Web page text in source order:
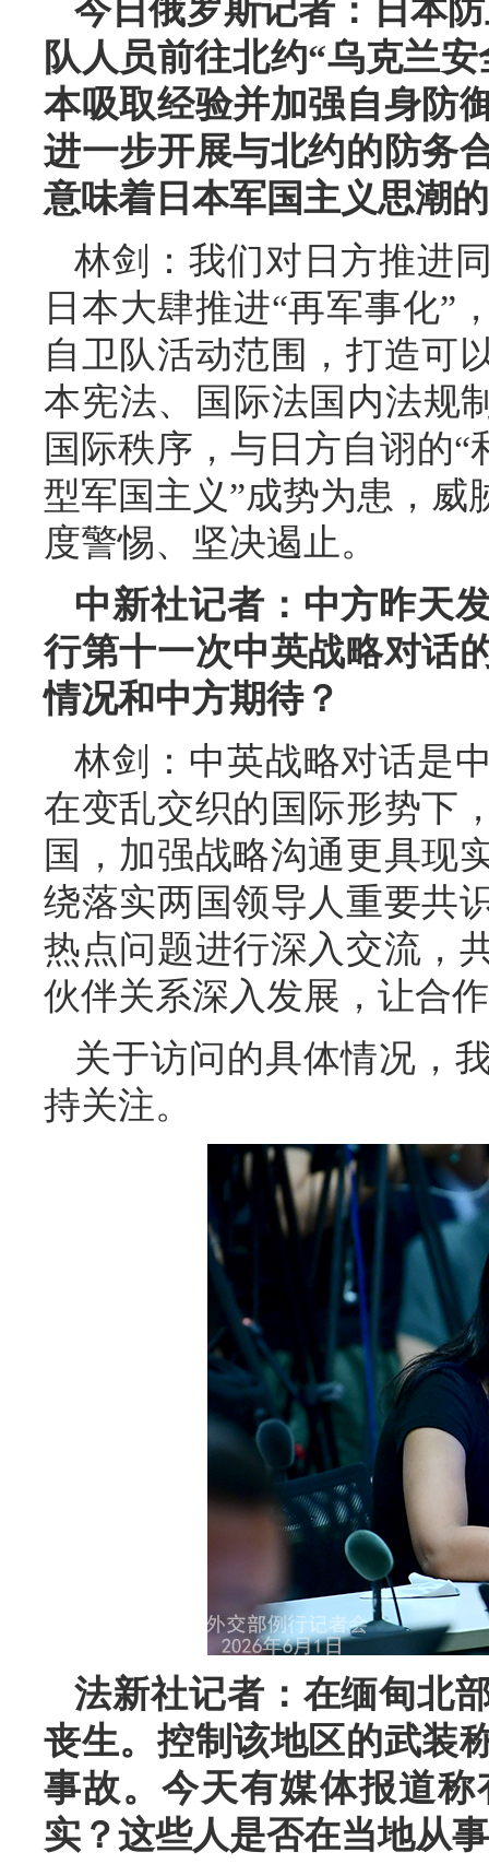
今日俄罗斯记者：日本
队人员前往北约“乌克兰
本吸取经验并加强自身防
进一步开展与北约的防务
意味着日本军国主义思潮
林剑：我们对日方推进
日本大肆推进“再军事化”
自卫队活动范围，打造可
本宪法、国际法国内法规
国际秩序，与日方自诩的
型军国主义”成势为患，威
度警惕、坚决遏止。
中新社记者：中方昨天
行第十一次中英战略对话
情况和中方期待？
林剑：中英战略对话是
在变乱交织的国际形势下
国，加强战略沟通更具现
绕落实两国领导人重要共
热点问题进行深入交流，
伙伴关系深入发展，让合
关于访问的具体情况，
持关注。
法新社记者：在缅甸北
丧生。控制该地区的武装
事故。今天有媒体报道
实？这些人是否在当地从